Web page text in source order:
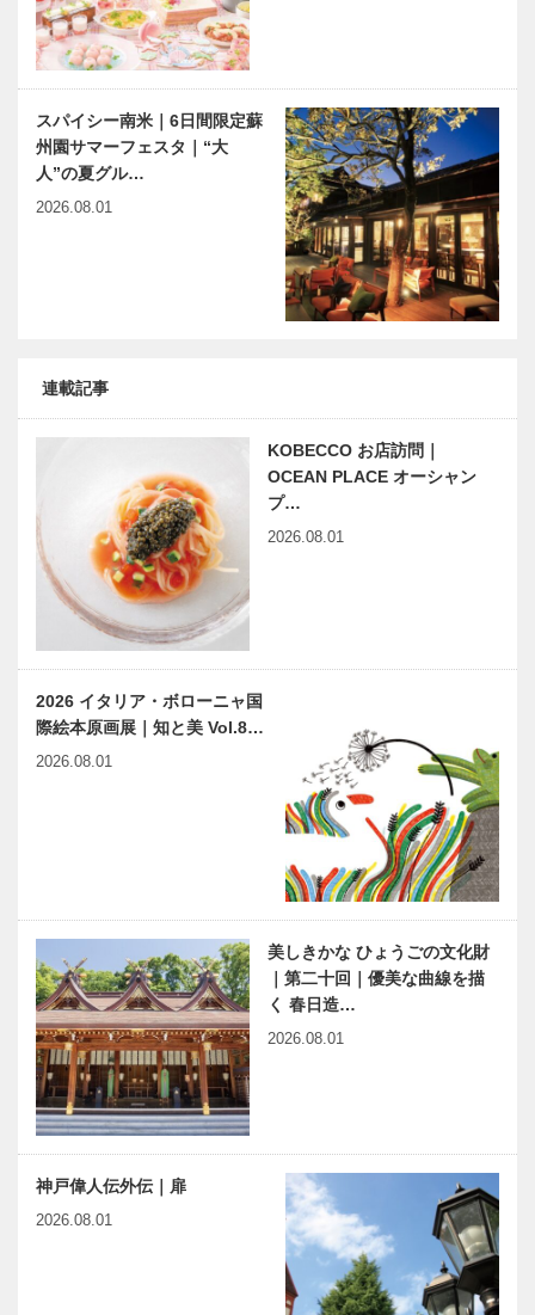
スパイシー南米｜6日間限定蘇
州園サマーフェスタ｜“大
人”の夏グル…
2026.08.01
連載記事
KOBECCO お店訪問｜
OCEAN PLACE オーシャン
プ…
2026.08.01
2026 イタリア・ボローニャ国
際絵本原画展｜知と美 Vol.8…
2026.08.01
美しきかな ひょうごの文化財
｜第二十回｜優美な曲線を描
く 春日造…
2026.08.01
神戸偉人伝外伝｜扉
2026.08.01